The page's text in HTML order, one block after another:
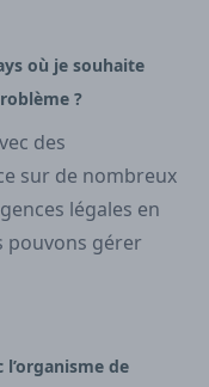
où je souhaite
?
des
sur de nombreux
légales en
pouvons gérer
de